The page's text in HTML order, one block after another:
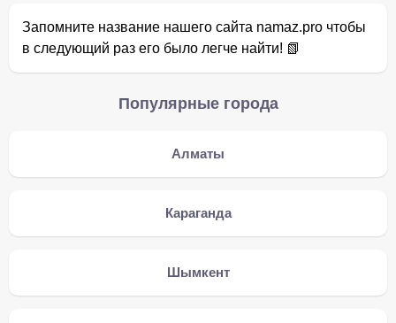
Запомните название нашего сайта namaz.pro чтобы
в следующий раз его было легче найти! 📗
Популярные города
Алматы
Караганда
Шымкент